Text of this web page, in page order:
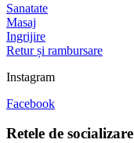
Sanatate
Masaj
Ingrijire
Retur și rambursare
Instagram
Facebook
Retele de socializare